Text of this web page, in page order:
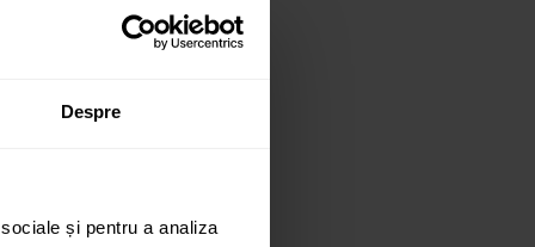
Despre
și pentru a analiza